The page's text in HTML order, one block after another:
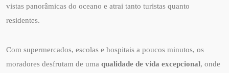
vistas panorâmicas do oceano e atrai tanto turistas quanto
residentes.
Com supermercados, escolas e hospitais a poucos minutos, os
moradores desfrutam de uma qualidade de vida excepcional, onde